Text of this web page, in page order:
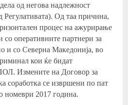
од негова надлежност
Регулативата). Од таа причина,
процес на ажурирање
со оперативните партнери за
и со Северна Македонија, во
кои ќе бидат
Измените на Договор за
соработка се извршени по пат
номеври 2017 година.